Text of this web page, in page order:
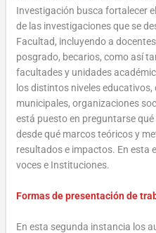
Investigación busca fortalecer
de las investigaciones que se
Facultad, incluyendo a
posgrado, becarios, como así
facultades y unidades
los distintos niveles
municipales, organizaciones
está puesto en preguntarse
desde qué marcos teóricos y
resultados e impactos. En esta
voces e Instituciones.
Formas de presentación de
En esta segunda instancia los